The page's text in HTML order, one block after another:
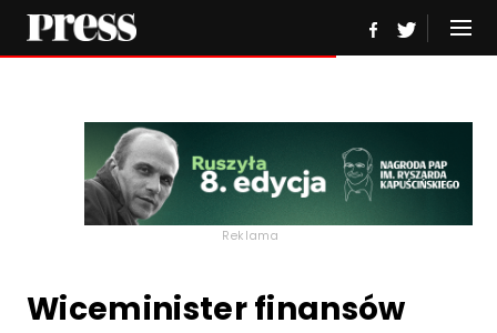
Reklama
Wiceminister finansów